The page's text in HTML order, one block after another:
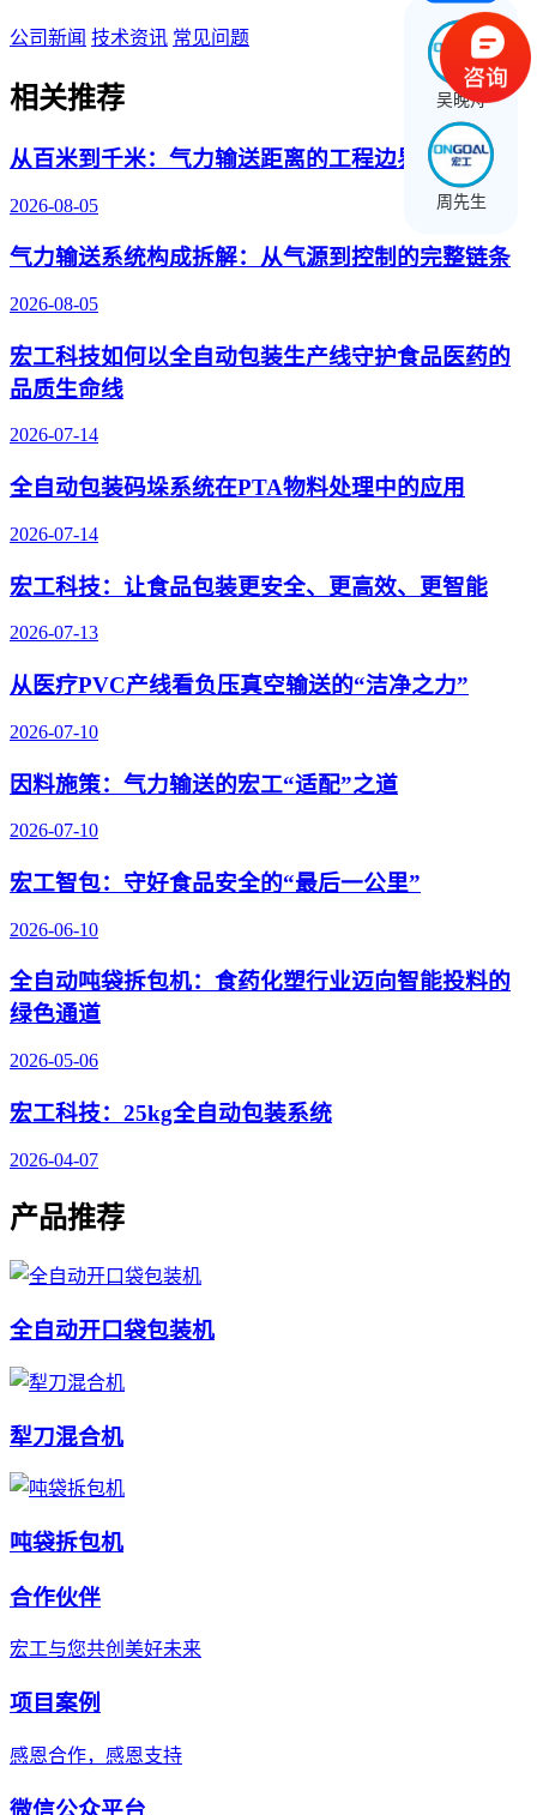
公司新闻 技术资讯 常见问题
相关推荐
从百米到千米：气力输送距离的工程边界与突破
2026-08-05
气力输送系统构成拆解：从气源到控制的完整链条
2026-08-05
宏工科技如何以全自动包装生产线守护食品医药的
品质生命线
2026-07-14
全自动包装码垛系统在PTA物料处理中的应用
2026-07-14
宏工科技：让食品包装更安全、更高效、更智能
2026-07-13
从医疗PVC产线看负压真空输送的“洁净之力”
2026-07-10
因料施策：气力输送的宏工“适配”之道
2026-07-10
宏工智包：守好食品安全的“最后一公里”
2026-06-10
全自动吨袋拆包机：食药化塑行业迈向智能投料的
绿色通道
2026-05-06
宏工科技：25kg全自动包装系统
2026-04-07
产品推荐
全自动开口袋包装机
犁刀混合机
吨袋拆包机
合作伙伴
宏工与您共创美好未来
项目案例
感恩合作，感恩支持
微信公众平台
吴晚舟
周先生